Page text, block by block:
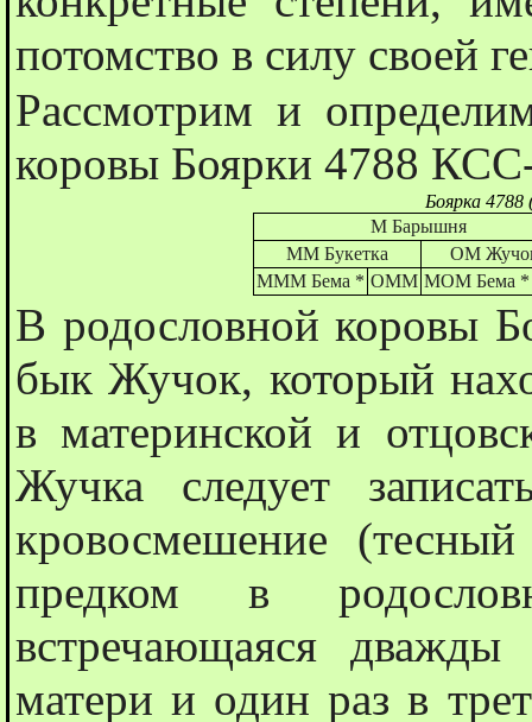
потомство в силу своей
Рассмотрим и
коровы Боярки 4788
Боярка
М Барышня
ММ Букетка
ОМ
МММ Бема * ОММ МОМ Бема *
В родословной коровы
бык Жучок, который
в материнской и
Жучка следует
кровосмешение
предком в
встречающаяся
матери и один раз в